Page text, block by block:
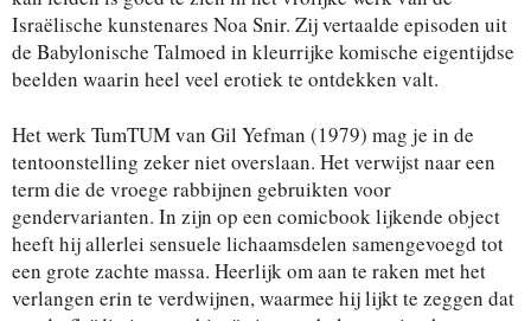
Israëlische kunstenares Noa Snir. Zij vertaalde episoden uit
de Babylonische Talmoed in kleurrijke komische eigentijdse
beelden waarin heel veel erotiek te ontdekken valt.
Het werk TumTUM van Gil Yefman (1979) mag je in de
tentoonstelling zeker niet overslaan. Het verwijst naar een
term die de vroege rabbijnen gebruikten voor
gendervarianten. In zijn op een comicbook lijkende object
heeft hij allerlei sensuele lichaamsdelen samengevoegd tot
een grote zachte massa. Heerlijk om aan te raken met het
verlangen erin te verdwijnen, waarmee hij lijkt te zeggen dat